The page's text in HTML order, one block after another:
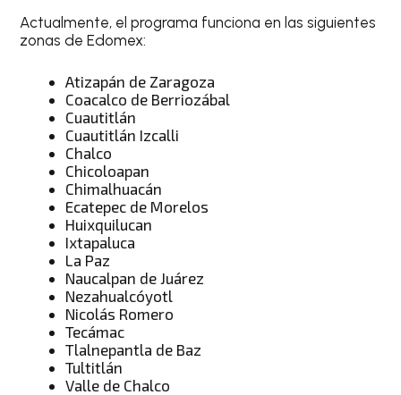
Actualmente, el programa funciona en las siguientes
zonas de Edomex:
Atizapán de Zaragoza
Coacalco de Berriozábal
Cuautitlán
Cuautitlán Izcalli
Chalco
Chicoloapan
Chimalhuacán
Ecatepec de Morelos
Huixquilucan
Ixtapaluca
La Paz
Naucalpan de Juárez
Nezahualcóyotl
Nicolás Romero
Tecámac
Tlalnepantla de Baz
Tultitlán
Valle de Chalco